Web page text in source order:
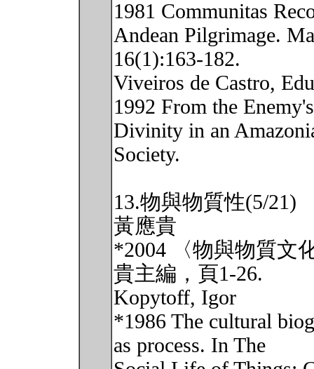
1981 Communitas
Andean Pilgrimage.
16(1):163-182.
Viveiros de Castro,
1992 From the
Divinity in an
Society.
13.物與物質性(5/21)
黃應貴
*2004 〈物與物質文
貴主編，頁1-26.
Kopytoff, Igor
*1986 The cultural
as process. In The